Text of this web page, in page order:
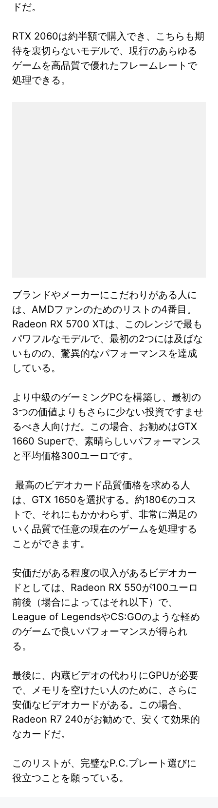
ドだ。
RTX 2060は約半額で購入でき、こちらも期
待を裏切らないモデルで、現行のあらゆる
ゲームを高品質で優れたフレームレートで
処理できる。
ブランドやメーカーにこだわりがある人に
は、AMDファンのためのリストの4番目。
Radeon RX 5700 XTは、このレンジで最も
パワフルなモデルで、最初の2つには及ばな
いものの、驚異的なパフォーマンスを達成
している。
より中級のゲーミングPCを構築し、最初の
3つの価値よりもさらに少ない投資ですませ
るべき人向けだ。この場合、お勧めはGTX
1660 Superで、素晴らしいパフォーマンス
と平均価格300ユーロです。
最高のビデオカード品質価格を求める人
は、GTX 1650を選択する。約180€のコス
トで、それにもかかわらず、非常に満足の
いく品質で任意の現在のゲームを処理する
ことができます。
安価だがある程度の収入があるビデオカー
ドとしては、Radeon RX 550が100ユーロ
前後（場合によってはそれ以下）で、
League of LegendsやCS:GOのような軽め
のゲームで良いパフォーマンスが得られ
る。
最後に、内蔵ビデオの代わりにGPUが必要
で、メモリを空けたい人のために、さらに
安価なビデオカードがある。この場合、
Radeon R7 240がお勧めで、安くて効果的
なカードだ。
このリストが、完璧なP.C.プレート選びに
役立つことを願っている。